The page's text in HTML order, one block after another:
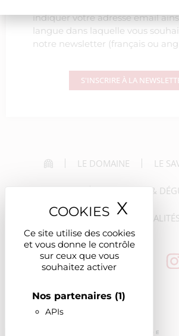
Ce site utilise des cookies
et vous donne le contrôle
sur ceux que vous
souhaitez activer
Nos partenaires (1)
APIs
X
indiquer votre adresse email
langue dans laquelle vous
notre newsletter (français ou
S'INSCRIRE À LA
LE DOMAINE LE
LES VISITES &
LES RÉCEPTIONS LES ACTUALITÉS